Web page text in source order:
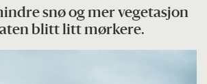
snø og mer vegetasjon
blitt litt mørkere.